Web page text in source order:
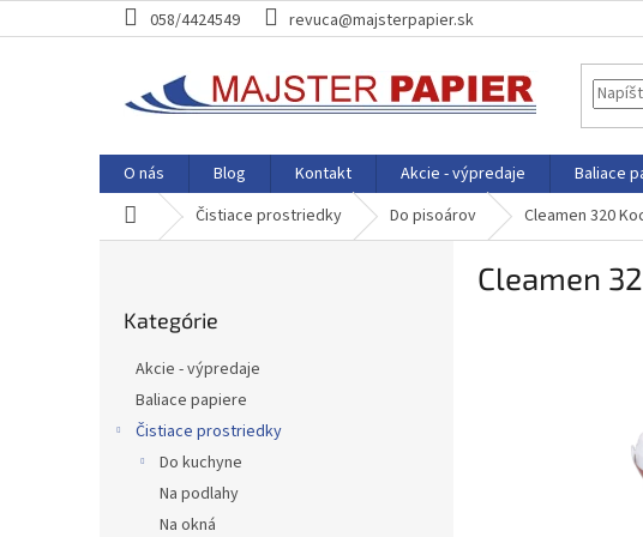
na
058/4424549 revuca@majsterpapier.sk
O nás Blog Kontakt Akcie - výpredaje Baliace
DomovČistiace prostriedky Do pisoárov Cleamen 320
kategórie
Kategórie
Akcie - výpredaje
Baliace papiere
Čistiace prostriedky
Do kuchyne
Na podlahy
Na okná
Cleamen